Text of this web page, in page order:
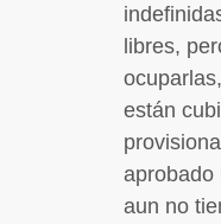
libres,
están
aprobado
aun no